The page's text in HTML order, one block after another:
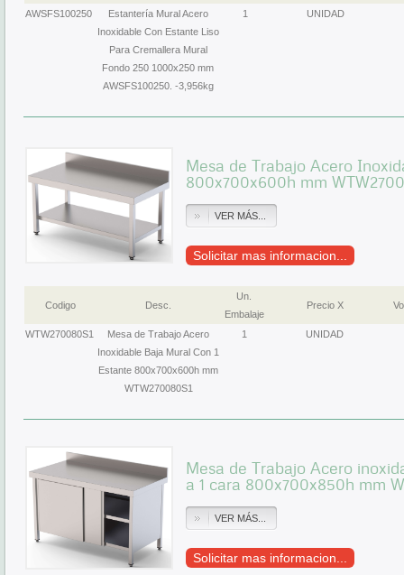
AWSFS100250
Estantería Mural Acero
Inoxidable Con Estante Liso
Para Cremallera Mural
Fondo 250 1000x250 mm
AWSFS100250. -3,956kg
1 UNIDAD
Mesa de Trabajo Acero
800x700x600h mm
VER MÁS...
Solicitar mas informacion...
Codigo Desc.
Un.
Embalaje
Precio X
WTW270080S1
Mesa de Trabajo Acero
Inoxidable Baja Mural Con 1
Estante 800x700x600h mm
WTW270080S1
1 UNIDAD
Mesa de Trabajo Acero
a 1 cara 800x700x850h mm
VER MÁS...
Solicitar mas informacion...